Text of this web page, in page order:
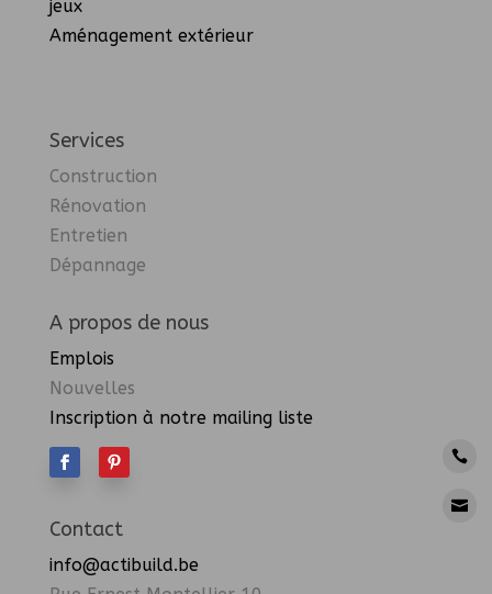
jeux
Aménagement extérieur
Services
Construction
Rénovation
Entretien
Dépannage
A propos de nous
Emplois
Nouvelles
Inscription à notre mailing liste

Contact
info@actibuild.be
